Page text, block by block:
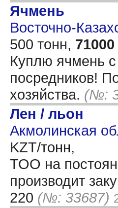
Ячмень
Восточно-
500 тонн, 71000
Куплю ячмень
посредников!
хозяйства. (№:
Лен / льон
Акмолинская
KZT/тонн,
ТОО на
производит
220 (№: 33687)